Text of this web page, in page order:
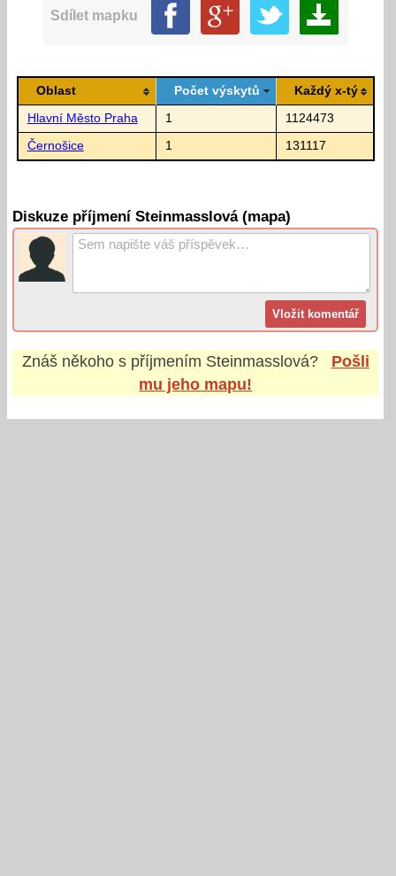
Sdílet mapku
Oblast Počet výskytů Každý x-tý
Hlavní Město Praha 1 1124473
Černošice 1 131117
Diskuze příjmení Steinmasslová (mapa)
Znáš někoho s příjmením Steinmasslová?
Pošli
mu jeho mapu!